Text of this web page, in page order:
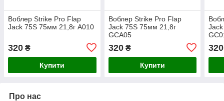
Воблер Strike Pro Flap
Jack 75S 75мм 21,8г A010
320 ₴
Купити
Воблер Strike Pro Flap
Jack 75S 75мм 21,8г
GCA05
320₴
Купити
320
Про нас